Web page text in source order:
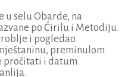
u selu Obarde, na
po Ćirilu i Metodiju.
i pogledao
preminulom
pročitati i datum